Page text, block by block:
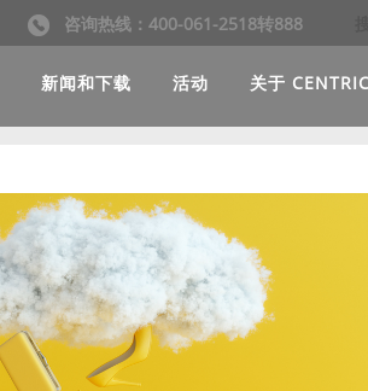
咨询热线：400-061-2518转888
新闻和下载 活动 关于 CENTRIC